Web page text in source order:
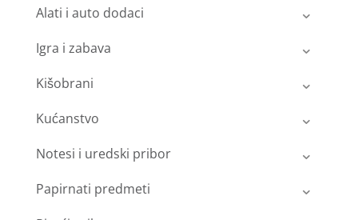
Alati i auto dodaci
Igra i zabava
Kišobrani
Kućanstvo
Notesi i uredski pribor
Papirnati predmeti